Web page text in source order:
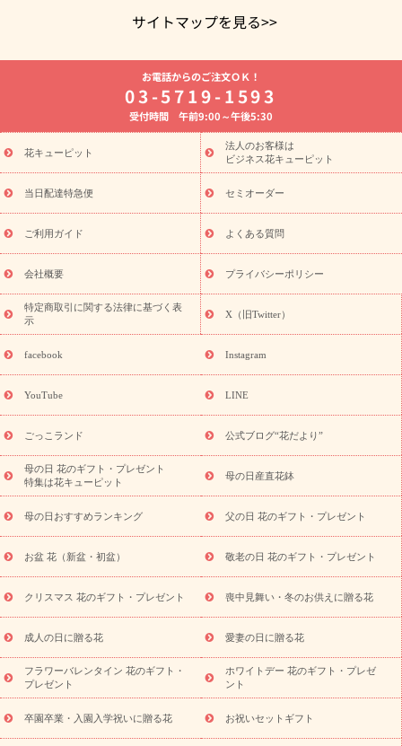
サイトマップを見る>>
よく贈られる花
お祝いの花特集
誕生日フラワーギフト特集
8月の誕生花(トルコキキョウ)
開店・開業祝い
お供え・お悔やみ お供え・お悔やみの花
通夜・葬儀に贈る花 胡蝶蘭・花鉢
ーブドフラワー
季節のイベント
ひまわり ギフト・プレゼント
特集
お盆 花（新盆・初盆） 季節のイベント
お盆 花（新
盆・初盆）
お盆 花（新盆・初盆）
お盆・お供え 花とセットギ
フト
お盆・お供え プリザーブドフラワー
ひまわり ギフト・プ
レゼント特集
夏の花贈り・お中元・暑中見舞い 花のギフト特集
敬老の日におくる花ギフト・プレゼント特集
花ギフト・プレゼント特集
敬老の日 花のおすすめランキング
敬
老の日 花鉢植えのギフト・プレゼント特集
敬老の日 花とセットギ
フト・プレゼント特集
敬老の日の花 全てのギフト一覧
キャン
ペーン
映画『ウォーターガーディアンズ』コラボキャンペーン
「きょう誕生日なんです」キャンペーン
誕生日の花を探す
誕生日フラワーギフト 誕生日フラワーギフト特集
(トルコキキョウ)
9月の誕生花(リンドウ)
ら探す
お祝いの花特集 当日配達特急便 お祝い商品一覧
念日
結婚祝い 出産祝い 退院祝い・快気祝い
寿祝い
プチギフト ペットのお祝いフラワー
供え・お悔やみ商品一覧
お供え・お悔やみの花
四十九日法要以
お供え プリザーブドフラワー
ペットのお供えフラワー
お盆（新
盆・初盆）
その他 お祝い返し お見舞い
お取り寄せギフト
ビジネス用
ご自宅用 観葉植物 ミディ胡蝶蘭
プリザーブ
ドフラワー
スタイルから探す アレンジメント 花束
スタ
ンド花
お祝い お供え・お悔やみ 胡蝶蘭 胡蝶蘭・花鉢
ディ胡蝶蘭・お祝い
ミディ胡蝶蘭・お供え
世界初の青色胡蝶蘭
観葉植物
観葉植物 産直多肉植物
プリザーブドフラワー
お祝い
お供え・お悔やみ 花とセットギフト
セミオーダー
プチギフト（hanamore -ハナモア-）
花とみどりのeギフト
キューピットのeGfit
カラー ピンク イエローオレンジ
レッ
お電話からのご注文ＯＫ！
03-5719-1593
受付時間 午前9:00～午後5:30
花キューピット
法人のお客様は
ビジネス花キューピット
当日配達特急便 セミオーダー
ご利用ガイド よくある質問
会社概要 プライバシーポリシー
特定商取引に関する法律に基づく表
示
X（旧Twitter）
facebook Instagram
YouTube LINE
ごっこランド 公式ブログ“花だより”
母の日 花のギフト・プレゼント
特集は花キューピット
母の日産直花鉢
母の日おすすめランキング 父の日 花のギフト・プレゼント
お盆 花（新盆・初盆） 敬老の日 花のギフト・プレゼント
クリスマス 花のギフト・プレゼント 喪中見舞い・冬のお供えに贈る花
成人の日に贈る花 愛妻の日に贈る花
フラワーバレンタイン 花のギフト・
プレゼント
ホワイトデー 花のギフト・プレゼ
ント
卒園卒業・入園入学祝いに贈る花 お祝いセットギフト